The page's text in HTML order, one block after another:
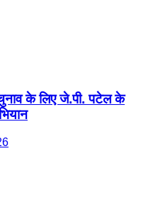
के लिए जे.पी. पटेल के